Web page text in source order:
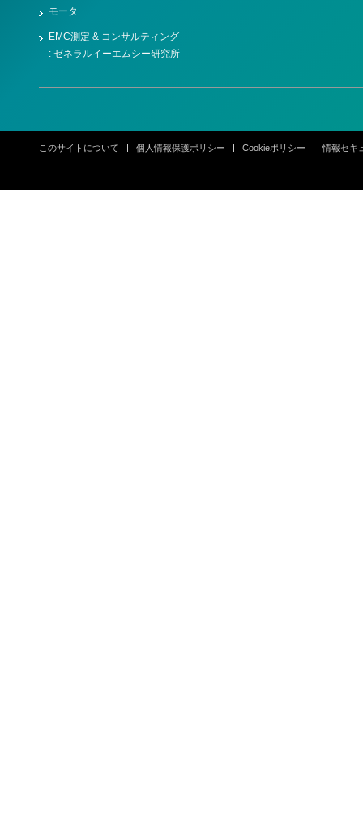
モータ
EMC測定 & コンサルティング
: ゼネラルイーエムシー研究所
このサイトについて 個人情報保護ポリシー Cookieポリシー 情報セキ